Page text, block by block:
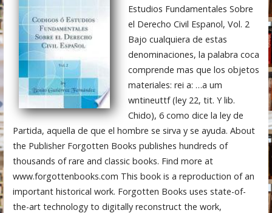
Estudios Fundamentales Sobre
el Derecho Civil Espanol, Vol. 2
Bajo cualquiera de estas
denominaciones, la palabra coca
comprende mas que los objetos
materiales: rei a: …a um
wntineuttf (ley 22, tit. Y lib.
Chido), 6 como dice la ley de
Partida, aquella de que el hombre se sirva y se ayuda. About
the Publisher Forgotten Books publishes hundreds of
thousands of rare and classic books. Find more at
www.forgottenbooks.com This book is a reproduction of an
important historical work. Forgotten Books uses state-of-
the-art technology to digitally reconstruct the work,